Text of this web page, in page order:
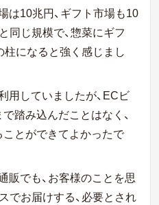
は10兆円、ギフト市場も10
同じ規模で、惣菜にギフ
柱になると強く感じまし
用していましたが、ECビ
踏み込んだことはなく、
とができてよかったで
販でも、お客様のことを思
でお届けする、必要とされ